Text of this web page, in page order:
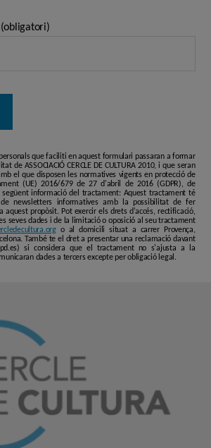
que faciliti en aquest formulari passaran a formar
de ASSOCIACIÓ CERCLE DE CULTURA 2010, i que seran
el que disposen les normatives vigents en protecció de
(UE) 2016/679 de 27 d'abril de 2016 (GDPR), de
informació del tractament: Aquest tractament té
newsletters informatives amb la possibilitat de fer
aquest propòsit. Pot exercir els drets d'accés, rectificació,
seves dades i de la limitació o oposició al seu tractament
o al domicili situat a carrer Provença,
També te el dret a presentar una reclamació davant
si considera que el tractament no s'ajusta a la
dades a tercers excepte per obligació legal.